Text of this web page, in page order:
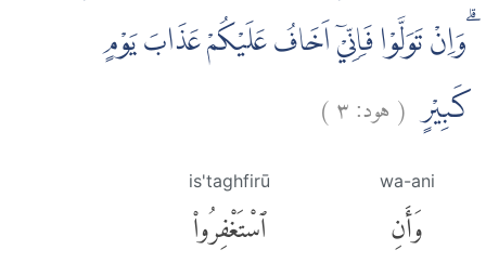
ۗوَاِنْ تَوَلَّوْا فَاِنِّيْٓ اَخَافُ عَلَيْكُمْ عَذَابَ يَوْمٍ
كَبِيْرٍ (هود:٣)
wa-ani
وَأَنِ
is'taghfirū
ٱسْتَغْفِرُوا۟